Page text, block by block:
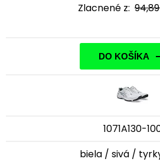
Zlacnené z:
DO KOŠÍKA
1071A130-
biela / sivá /